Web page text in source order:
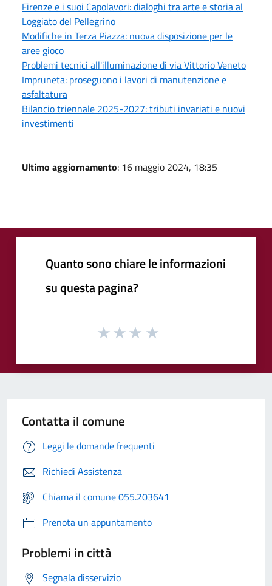
Firenze e i suoi Capolavori: dialoghi tra arte e storia al
Loggiato del Pellegrino
Modifiche in Terza Piazza: nuova disposizione per le
aree gioco
Problemi tecnici all'illuminazione di via Vittorio Veneto
Impruneta: proseguono i lavori di manutenzione e
asfaltatura
Bilancio triennale 2025-2027: tributi invariati e nuovi
investimenti
Ultimo aggiornamento: 16 maggio 2024, 18:35
Quanto sono chiare le informazioni
su questa pagina?
Contatta il comune
Leggi le domande frequenti
Richiedi Assistenza
Chiama il comune 055.203641
Prenota un appuntamento
Problemi in città
Segnala disservizio